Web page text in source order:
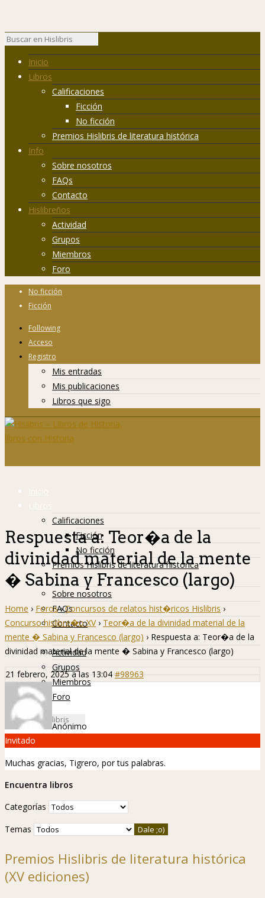
Inicio
Libros
Calificaciones
Ficción
No ficción
Premios Hislibris de literatura histórica
Info
Sobre nosotros
FAQs
Contacto
Hislibreños
Actividad
Grupos
Miembros
Foro
No ficción
Ficción
Following
Acceso
Registro
Mis entradas
Mis publicaciones
Libros que sigo
Inicio
Libros
Calificaciones
Ficción
No ficción
Premios Hislibris de literatura histórica
Info
Sobre nosotros
FAQs
Contacto
Hislibreños
Actividad
Grupos
Miembros
Foro
Respuesta a: Teor�a de la
divinidad material de la mente
� Sabina y Francesco (largo)
Home › Foros › Concursos de relatos hist�ricos Hislibris ›
Concurso hislibre�o XV › Teor�a de la divinidad material de la
mente � Sabina y Francesco (largo) › Respuesta a: Teor�a de la
divinidad material de la mente � Sabina y Francesco (largo)
21 febrero, 2025 a las 13:04 #98963
Anónimo
Invitado
Muchas gracias, Tigrero, por tus palabras.
Encuentra libros
Categorías
Temas
Premios Hislibris de literatura histórica
(XV ediciones)